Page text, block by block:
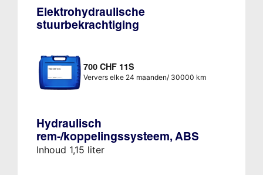
Elektrohydraulische
stuurbekrachtiging
700 CHF 11S
Ververs elke 24 maanden/ 30000 km
Hydraulisch
rem-/koppelingssysteem, ABS
Inhoud 1,15 liter